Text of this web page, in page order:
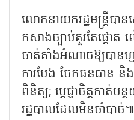
លោកនាយករដ្ឋមន្ត្រីបានស្ន
កសាងច្បាប់គួរតែផ្តោត ល
ចាត់តាំងអំណាចឱ្យបាន
ការបែង ចែកធនធាន និ
ពិនិត្យ; ប្ដេជ្ញាចិត្តកា
រដ្ឋបាលដែលមិនចាំបាច់៕